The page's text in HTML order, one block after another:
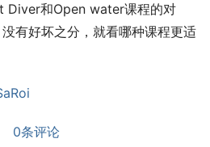
Diver和Open water课程的对
有好坏之分，就看哪种课程更适
0条评论